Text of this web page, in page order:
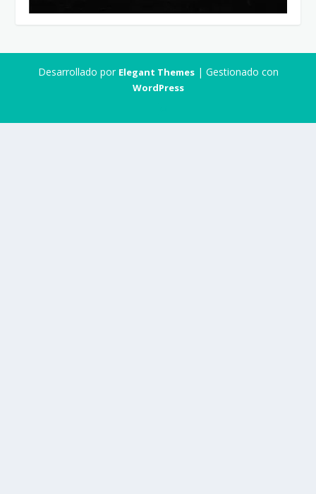
Desarrollado por Elegant Themes| Gestionado con
WordPress